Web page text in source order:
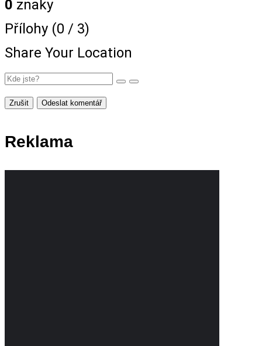
0 znaky
Přílohy (0 / 3)
Share Your Location
Zrušit Odeslat komentář
Reklama